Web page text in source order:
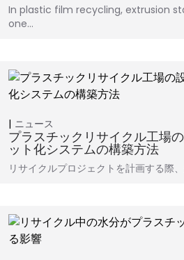
In plastic film recycling, extrusion
one…
ニュース
プラスチックリサイクル工場
ット化システムの構築方法
リサイクルプロジェクトを計画する際